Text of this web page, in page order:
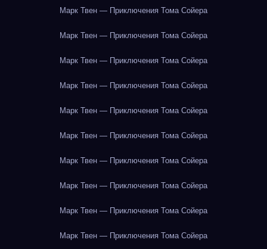
Марк Твен — Приключения Тома Сойера
Марк Твен — Приключения Тома Сойера
Марк Твен — Приключения Тома Сойера
Марк Твен — Приключения Тома Сойера
Марк Твен — Приключения Тома Сойера
Марк Твен — Приключения Тома Сойера
Марк Твен — Приключения Тома Сойера
Марк Твен — Приключения Тома Сойера
Марк Твен — Приключения Тома Сойера
Марк Твен — Приключения Тома Сойера